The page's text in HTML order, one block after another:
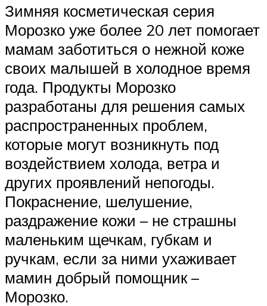
Зимняя косметическая серия
Морозко уже более 20 лет помогает
мамам заботиться о нежной коже
своих малышей в холодное время
года. Продукты Морозко
разработаны для решения самых
распространенных проблем,
которые могут возникнуть под
воздействием холода, ветра и
других проявлений непогоды.
Покраснение, шелушение,
раздражение кожи – не страшны
маленьким щечкам, губкам и
ручкам, если за ними ухаживает
мамин добрый помощник –
Морозко.